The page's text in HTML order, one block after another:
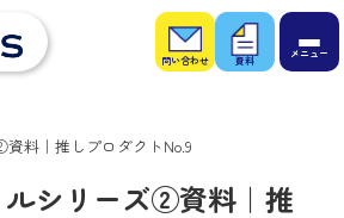
お問
い合
わせ
お役
立ち
資料
料｜推しプロダクトNo.9
ルシリーズ②資料｜推